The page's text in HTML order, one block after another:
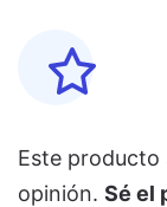
Este producto
opinión. Sé el